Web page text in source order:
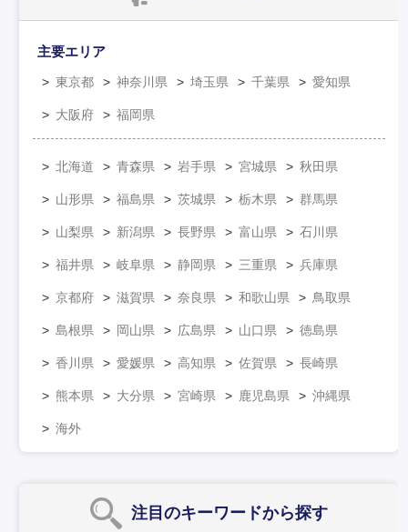
主要エリア
東京都 神奈川県 埼玉県 千葉県 愛知県
大阪府 福岡県
北海道 青森県 岩手県 宮城県 秋田県
山形県 福島県 茨城県 栃木県 群馬県
山梨県 新潟県 長野県 富山県 石川県
福井県 岐阜県 静岡県 三重県 兵庫県
京都府 滋賀県 奈良県 和歌山県 鳥取県
島根県 岡山県 広島県 山口県 徳島県
香川県 愛媛県 高知県 佐賀県 長崎県
熊本県 大分県 宮崎県 鹿児島県 沖縄県
海外
注目のキーワードから探す